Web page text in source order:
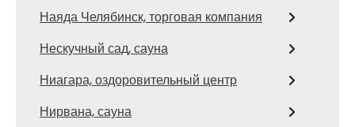
Наяда Челябинск, торговая компания
Нескучный сад, сауна
Ниагара, оздоровительный центр
Нирвана, сауна